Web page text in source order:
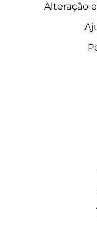
Alteração